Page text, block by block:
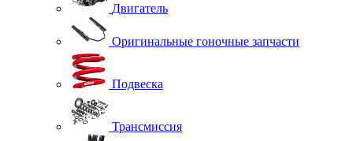
Двигатель
Оригинальные гоночные запчасти
Подвеска
Трансмиссия